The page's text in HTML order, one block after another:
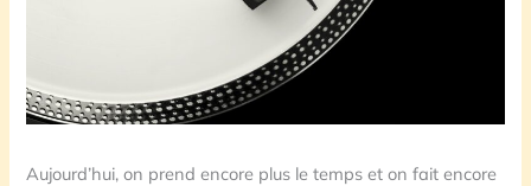
Aujourd’hui, on prend encore plus le temps et on fait encore